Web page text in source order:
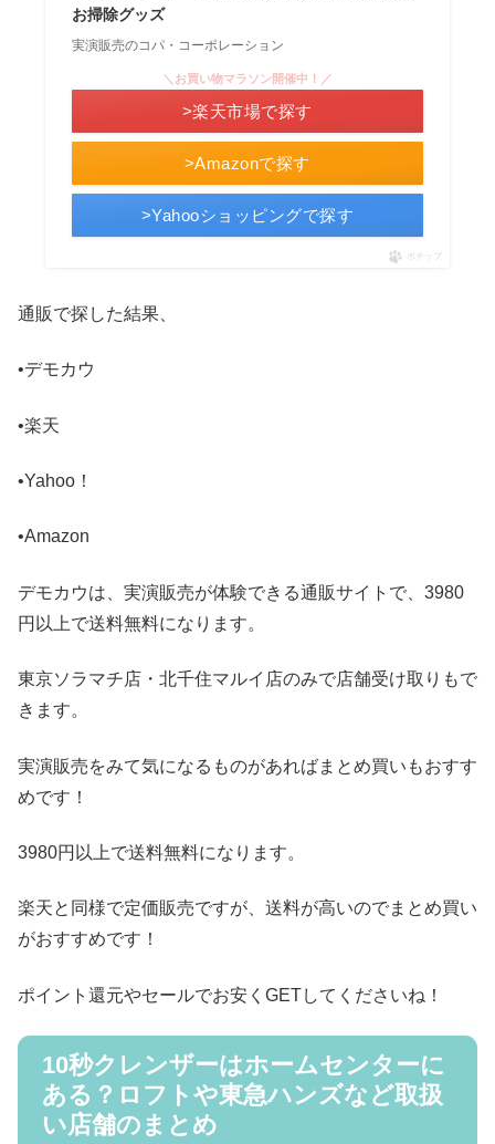
お掃除グッズ
実演販売のコパ・コーポレーション
>Amazonで探す
＼お買い物マラソン開催中！／
>楽天市場で探す
>Yahooショッピングで探す
ポチップ
通販で探した結果、
•デモカウ
•楽天
•Yahoo！
•Amazon
デモカウは、実演販売が体験できる通販サイトで、3980
円以上で送料無料になります。
東京ソラマチ店・北千住マルイ店のみで店舗受け取りもで
きます。
実演販売をみて気になるものがあればまとめ買いもおすす
めです！
3980円以上で送料無料になります。
楽天と同様で定価販売ですが、送料が高いのでまとめ買い
がおすすめです！
ポイント還元やセールでお安くGETしてくださいね！
10秒クレンザーはホームセンターに
ある？ロフトや東急ハンズなど取扱
い店舗のまとめ